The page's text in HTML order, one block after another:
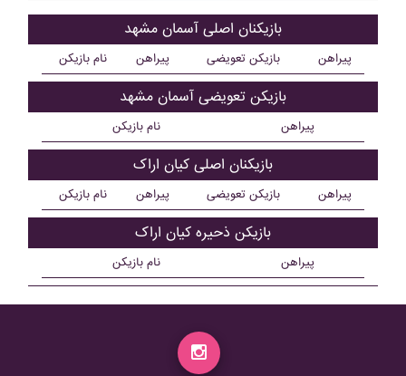
بازیکنان اصلی آسمان مشهد
نام بازیکن پیراهن بازیکن تعویضی پیراهن
بازیکن تعویضی آسمان مشهد
نام بازیکن پیراهن
بازیکنان اصلی کيان اراک
نام بازیکن پیراهن بازیکن تعویضی پیراهن
بازیکن ذحیره کيان اراک
نام بازیکن پیراهن